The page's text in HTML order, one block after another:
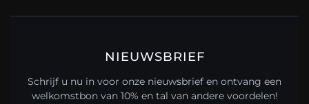
NIEUWSBRIEF
Schrijf u nu in voor onze nieuwsbrief en ontvang een
welkomstbon van 10% en tal van andere voordelen!